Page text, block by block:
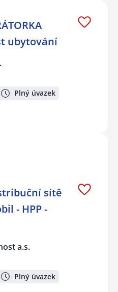
ubytování
Plný úvazek
sítě
- HPP -
a.s.
Plný úvazek